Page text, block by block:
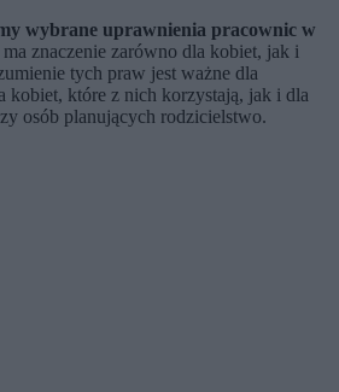
wybrane uprawnienia pracownic w
ma znaczenie zarówno dla kobiet, jak i
tych praw jest ważne dla
kobiet, które z nich korzystają, jak i dla
osób planujących rodzicielstwo.